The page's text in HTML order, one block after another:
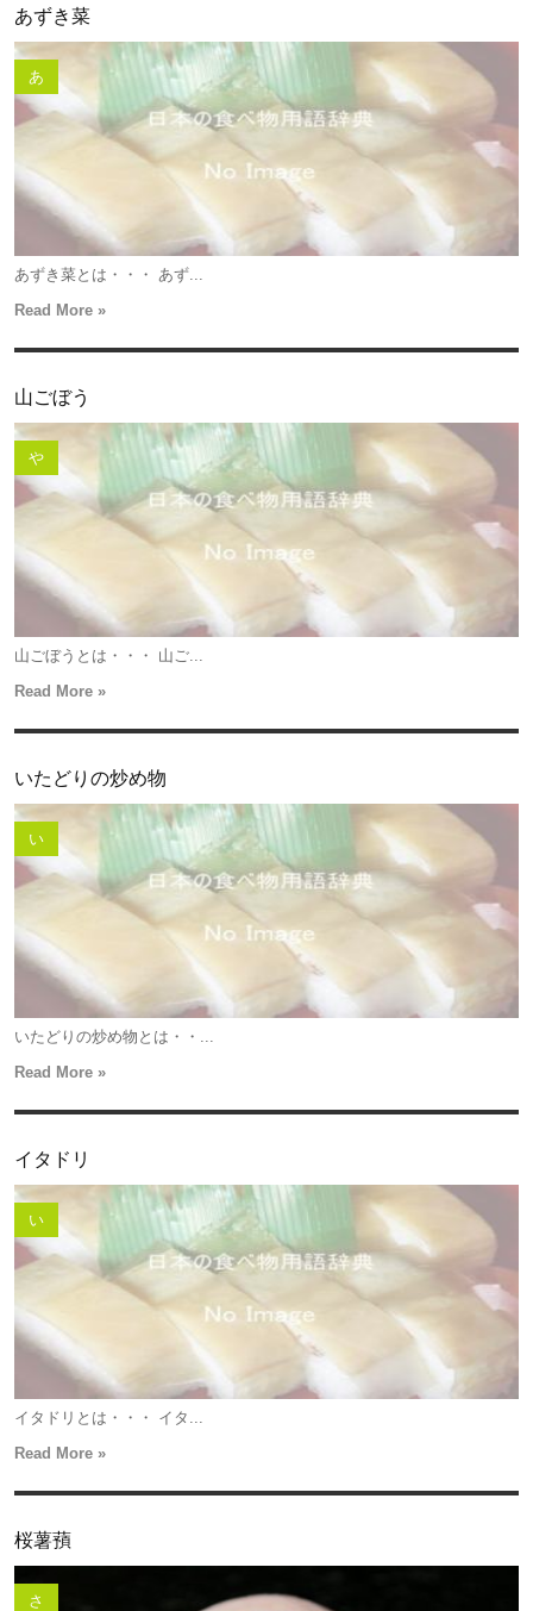
あずき菜
あ
あずき菜とは・・・ あず...
Read More »
山ごぼう
や
山ごぼうとは・・・ 山ご...
Read More »
いたどりの炒め物
い
いたどりの炒め物とは・・...
Read More »
イタドリ
い
イタドリとは・・・ イタ...
Read More »
桜薯蕷
さ